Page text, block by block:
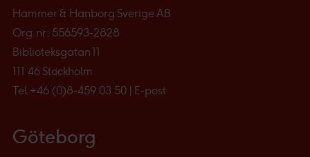
Hammer & Hanborg Sverige AB
Org.nr: 556593-2828
Biblioteksgatan 11
111 46 Stockholm
Tel +46 (0)8-459 03 50 | E-post
Göteborg